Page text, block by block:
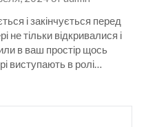
і закінчується перед
не тільки відкривалися і
в ваш простір щось
виступають в ролі…